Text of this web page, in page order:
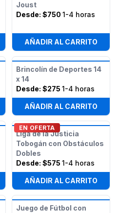
Joust
Desde: $750 1-4 horas
AÑADIR AL CARRITO
Brincolín de Deportes 14
x 14
Desde: $275 1-4 horas
AÑADIR AL CARRITO
EN OFERTA
Liga de la Justicia
Tobogán con Obstáculos
Dobles
Desde: $575 1-4 horas
AÑADIR AL CARRITO
Juego de Fútbol con